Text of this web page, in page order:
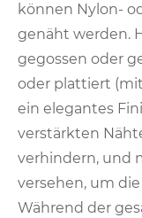
können Nylon-
genäht werden.
gegossen oder
oder plattiert
ein elegantes
verstärkten
verhindern, und
versehen, um
Während der